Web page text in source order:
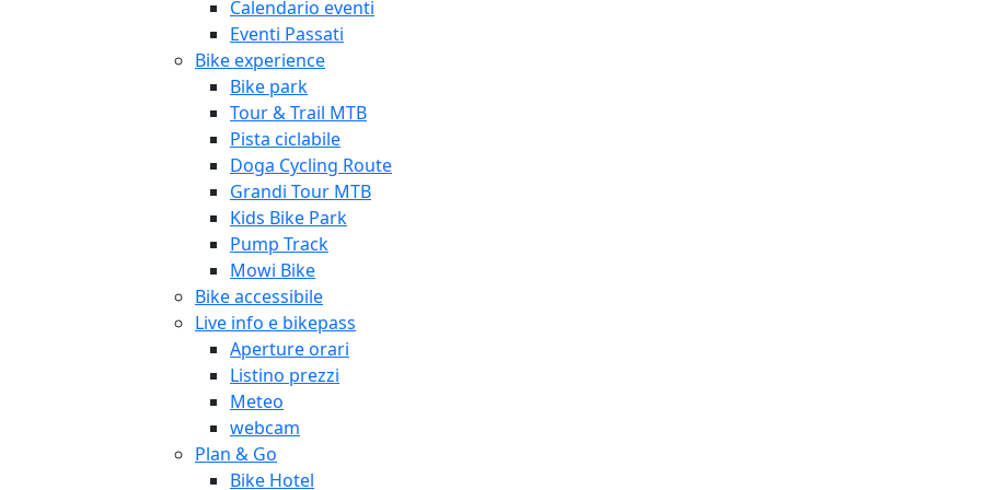
Calendario eventi
Eventi Passati
Bike experience
Bike park
Tour & Trail MTB
Pista ciclabile
Doga Cycling Route
Grandi Tour MTB
Kids Bike Park
Pump Track
Mowi Bike
Bike accessibile
Live info e bikepass
Aperture orari
Listino prezzi
Meteo
webcam
Plan & Go
Bike Hotel